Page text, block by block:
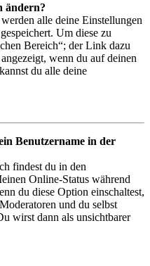
ändern?
alle deine Einstellungen
Um diese zu
Bereich“; der Link dazu
wenn du auf deinen
du alle deine
Benutzername in der
findest du in den
Online-Status während
du diese Option einschaltest,
und du selbst
wirst dann als unsichtbarer